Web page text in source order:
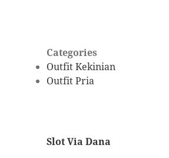
Categories
Outfit Kekinian
Outfit Pria
Slot Via Dana